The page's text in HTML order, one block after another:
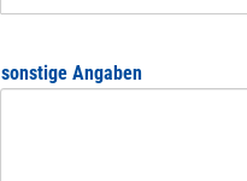
sonstige Angaben